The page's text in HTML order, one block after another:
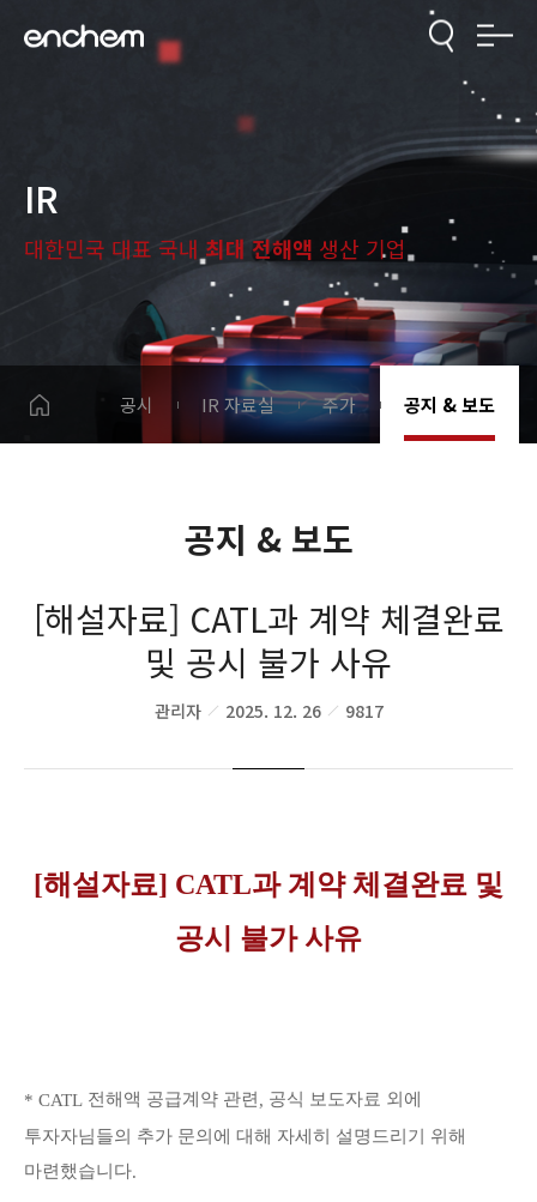
IR
대한민국 대표 국내 최대 전해액 생산 기업
공시 IR 자료실 주가 공지 & 보도
공지 & 보도
[해설자료] CATL과 계약 체결완료
및 공시 불가 사유
관리자 2025. 12. 26 9817
[해설자료] CATL과 계약 체결완료 및
공시 불가 사유
* CATL 전해액 공급계약 관련 , 공식 보도자료 외에
투자자님들의 추가 문의에 대해 자세히 설명드리기 위해
마련했습니다.